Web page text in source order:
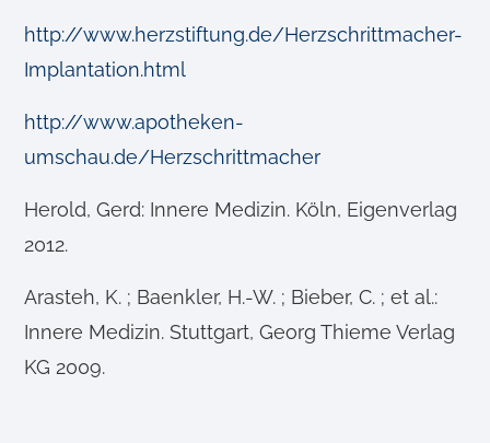
http://www.herzstiftung.de/Herzschrittmacher-
Implantation.html
http://www.apotheken-
umschau.de/Herzschrittmacher
Herold, Gerd: Innere Medizin. Köln, Eigenverlag
2012.
Arasteh, K. ; Baenkler, H.-W. ; Bieber, C. ; et al.:
Innere Medizin. Stuttgart, Georg Thieme Verlag
KG 2009.